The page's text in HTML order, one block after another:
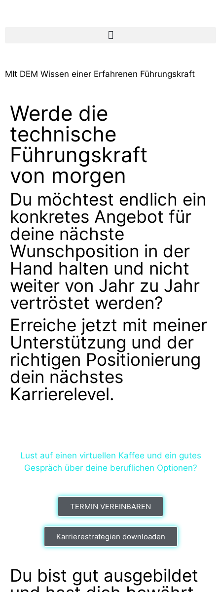
MIt DEM Wissen einer Erfahrenen Führungskraft
Werde die
technische
Führungskraft
von morgen
Du möchtest endlich ein
konkretes Angebot für
deine nächste
Wunschposition in der
Hand halten und nicht
weiter von Jahr zu Jahr
vertröstet werden?
Erreiche jetzt mit meiner
Unterstützung und der
richtigen Positionierung
dein nächstes
Karrierelevel.
Lust auf einen virtuellen Kaffee und ein gutes
Gespräch über deine beruflichen Optionen?
TERMIN VEREINBAREN
Karrierestrategien downloaden
Du bist gut ausgebildet